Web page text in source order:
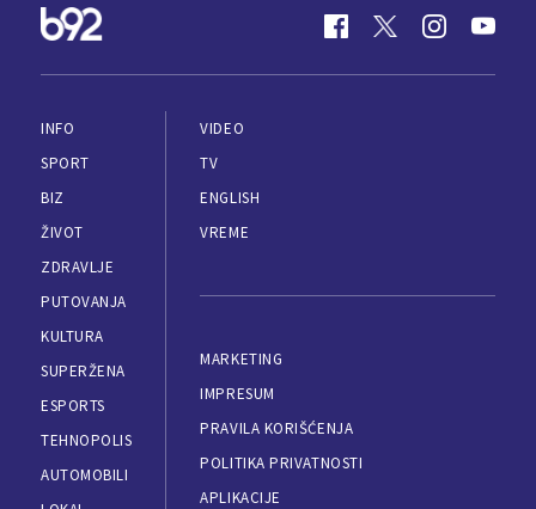
INFO
SPORT
BIZ
ŽIVOT
ZDRAVLJE
PUTOVANJA
KULTURA
SUPERŽENA
ESPORTS
TEHNOPOLIS
AUTOMOBILI
VIDEO
TV
ENGLISH
VREME
MARKETING
IMPRESUM
PRAVILA KORIŠĆENJA
POLITIKA PRIVATNOSTI
APLIKACIJE